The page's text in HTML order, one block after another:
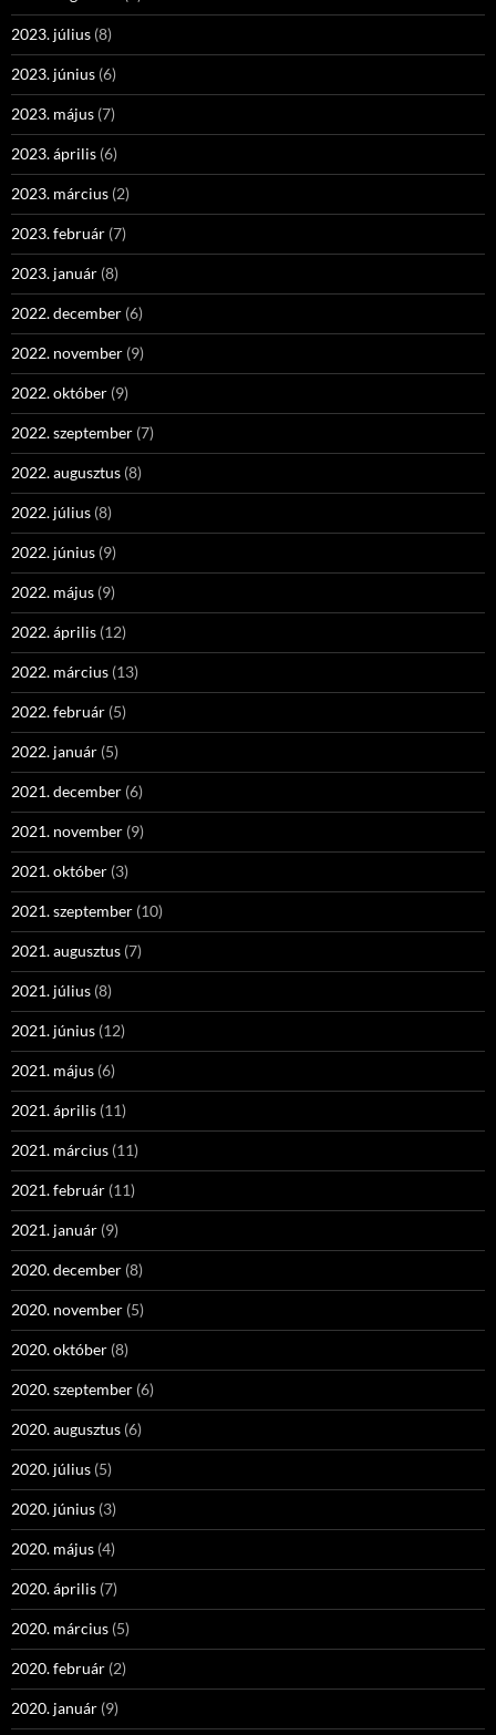
2023. július (8)
2023. június (6)
2023. május (7)
2023. április (6)
2023. március (2)
2023. február (7)
2023. január (8)
2022. december (6)
2022. november (9)
2022. október (9)
2022. szeptember (7)
2022. augusztus (8)
2022. július (8)
2022. június (9)
2022. május (9)
2022. április (12)
2022. március (13)
2022. február (5)
2022. január (5)
2021. december (6)
2021. november (9)
2021. október (3)
2021. szeptember (10)
2021. augusztus (7)
2021. július (8)
2021. június (12)
2021. május (6)
2021. április (11)
2021. március (11)
2021. február (11)
2021. január (9)
2020. december (8)
2020. november (5)
2020. október (8)
2020. szeptember (6)
2020. augusztus (6)
2020. július (5)
2020. június (3)
2020. május (4)
2020. április (7)
2020. március (5)
2020. február (2)
2020. január (9)